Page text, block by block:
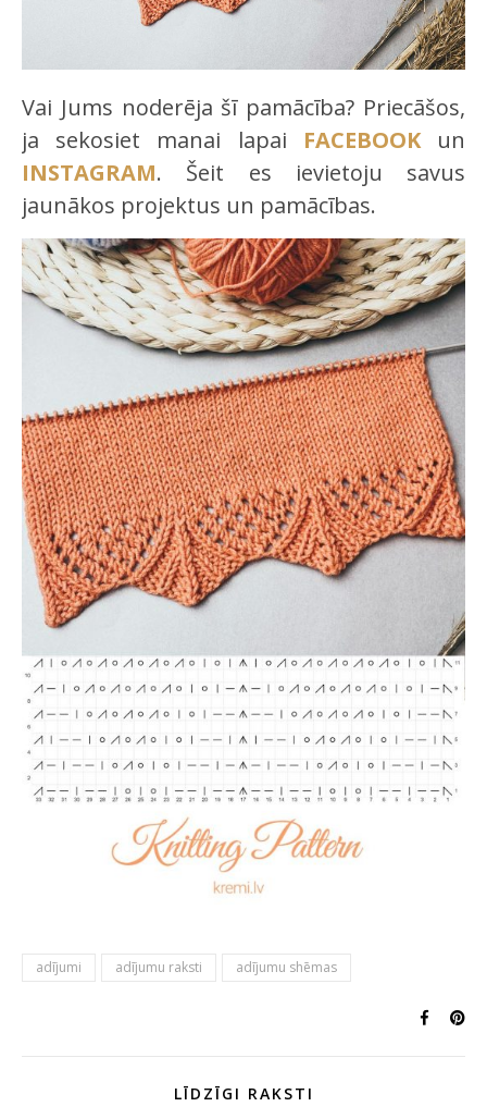
Vai Jums noderēja šī pamācība? Priecāšos,
ja sekosiet manai lapai FACEBOOK
un
INSTAGRAM. Šeit es ievietoju savus
jaunākos projektus un pamācības.
adījumi adījumu raksti adījumu shēmas
LĪDZĪGI RAKSTI